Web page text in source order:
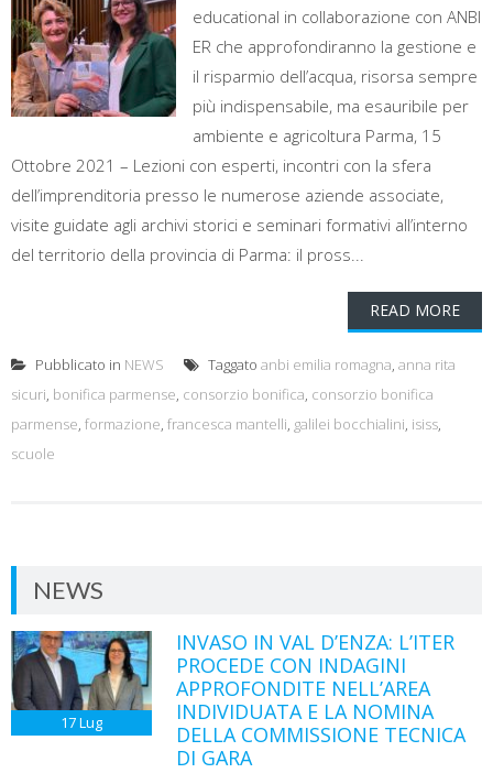
educational in collaborazione con ANBI
ER che approfondiranno la gestione e
il risparmio dell’acqua, risorsa sempre
più indispensabile, ma esauribile per
ambiente e agricoltura Parma, 15
Ottobre 2021 – Lezioni con esperti, incontri con la sfera
dell’imprenditoria presso le numerose aziende associate,
visite guidate agli archivi storici e seminari formativi all’interno
del territorio della provincia di Parma: il pross...
READ MORE
Pubblicato in NEWS Taggato anbi emilia romagna, anna rita
sicuri, bonifica parmense, consorzio bonifica, consorzio bonifica
parmense, formazione, francesca mantelli, galilei bocchialini, isiss,
scuole
NEWS
17Lug
INVASO IN VAL D’ENZA: L’ITER
PROCEDE CON INDAGINI
APPROFONDITE NELL’AREA
INDIVIDUATA E LA NOMINA
DELLA COMMISSIONE TECNICA
DI GARA